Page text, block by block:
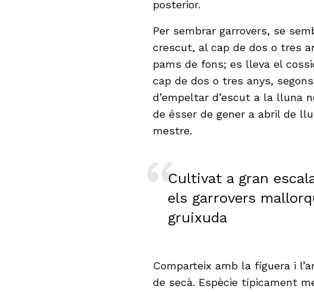
posterior.
Per sembrar garrovers, se
crescut, al cap de dos o tres
pams de fons; es lleva el
cap de dos o tres anys,
d’empeltar d’escut a la lluna
de ésser de gener a abril de
mestre.
Cultivat a gran
els garrovers
gruixuda
Comparteix amb la figuera i
de secà. Espècie típicament